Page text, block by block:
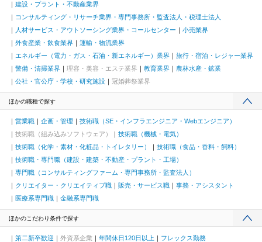
建設・プラント・不動産業界
コンサルティング・リサーチ業界・専門事務所・監査法人・税理士法人
人材サービス・アウトソーシング業界・コールセンター
小売業界
外食産業・飲食業界
運輸・物流業界
エネルギー（電力・ガス・石油・新エネルギー）業界
旅行・宿泊・レジャー業界
警備・清掃業界
理容・美容・エステ業界 教育業界
農林水産・鉱業
公社・官公庁・学校・研究施設
冠婚葬祭業界
ほかの職種で探す
営業職 企画・管理
技術職（SE・インフラエンジニア・Webエンジニア）
技術職（組み込みソフトウェア）
技術職（機械・電気）
技術職（化学・素材・化粧品・トイレタリー）
技術職（食品・香料・飼料）
技術職・専門職（建設・建築・不動産・プラント・工場）
専門職（コンサルティングファーム・専門事務所・監査法人）
クリエイター・クリエイティブ職
販売・サービス職
事務・アシスタント
医療系専門職
金融系専門職
ほかのこだわり条件で探す
第二新卒歓迎 外資系企業 年間休日120日以上
フレックス勤務